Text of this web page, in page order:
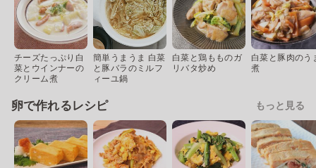
チーズたっぷり白
菜とウインナーの
クリーム煮
簡単うまうま 白菜
と豚バラのミルフ
ィーユ鍋
白菜と鶏もものガ
リバタ炒め
白菜と豚肉のう
煮
卵で作れるレシピ もっと見る